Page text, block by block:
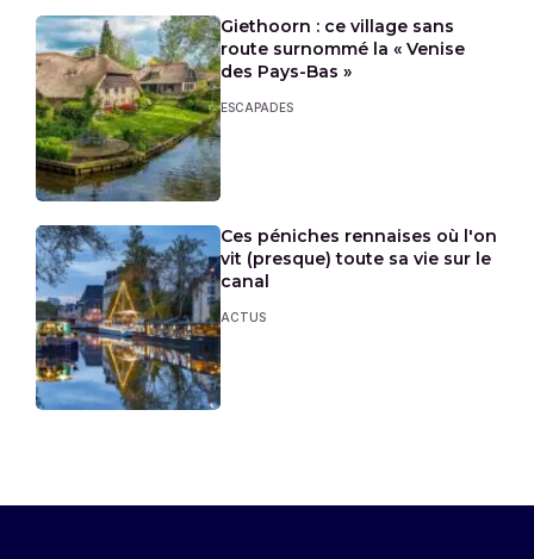
Giethoorn : ce village sans
route surnommé la « Venise
des Pays-Bas »
ESCAPADES
Ces péniches rennaises où l'on
vit (presque) toute sa vie sur le
canal
ACTUS